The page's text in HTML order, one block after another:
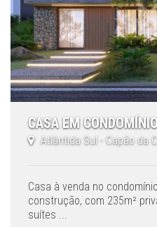
CASA EM
Atlântida Sul - Capão da
Casa à venda no
construção, com 235m²
suítes ...